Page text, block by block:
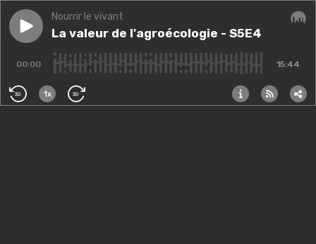
Play episodeLa valeur de l'agroécologie - S5E4
Nourrir le vivant
La valeur de l'agroécologie - S5E4
00:00 15:44
30 1x 30